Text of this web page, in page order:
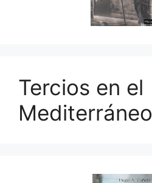
Tercios en el
Mediterráneo